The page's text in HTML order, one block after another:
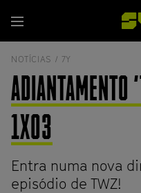
para
o
conteúdo
Menu
NOTÍCIAS / 7Y
ADIANTAMENTO
1X03
Entra numa nova
episódio de TWZ!